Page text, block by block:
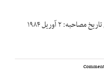
روایت‌کننده: دریادار دکتر احمد مدنی تاریخ مصاحبه: ۲ آوریل ۱۹۸۴